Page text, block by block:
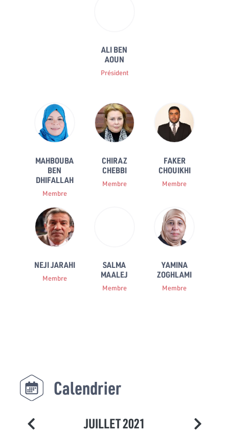
ALI BEN
AOUN
Président
MAHBOUBA
BEN
DHIFALLAH
Membre
CHIRAZ
CHEBBI
Membre
FAKER
CHOUIKHI
Membre
NEJI JARAHI
Membre
SALMA
MAALEJ
Membre
YAMINA
ZOGHLAMI
Membre
Calendrier
JUILLET 2021